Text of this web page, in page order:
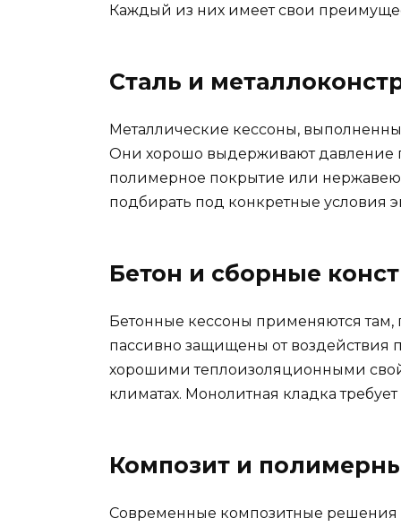
Каждый из них имеет свои
Сталь и
Металлические кессоны,
Они хорошо выдерживают давление
полимерное покрытие или
подбирать под конкретные условия
Бетон и сборные
Бетонные кессоны применяются там,
пассивно защищены от воздействия
хорошими теплоизоляционными
климатах. Монолитная кладка
Композит и
Современные композитные решения